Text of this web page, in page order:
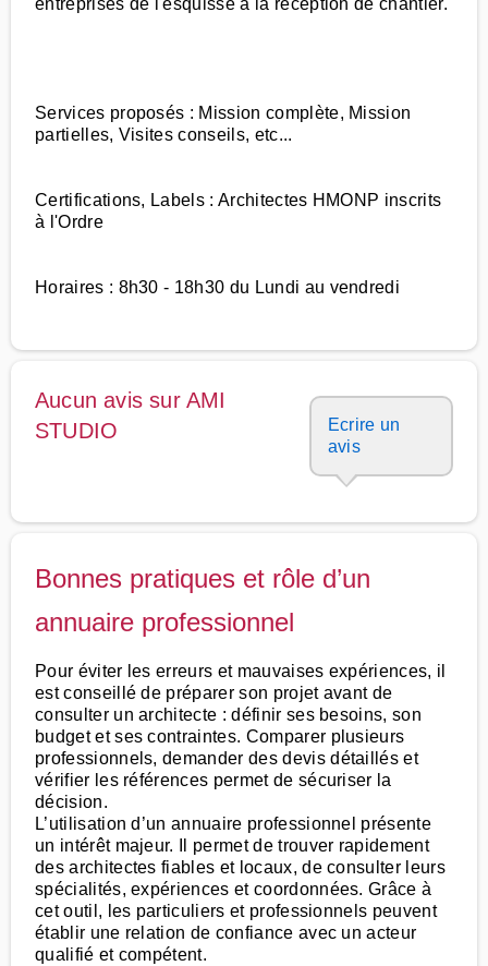
entreprises de l'esquisse à la réception de chantier.
Services proposés : Mission complète, Mission
partielles, Visites conseils, etc...
Certifications, Labels : Architectes HMONP inscrits
à l'Ordre
Horaires : 8h30 - 18h30 du Lundi au vendredi
Aucun avis sur AMI
STUDIO
Ecrire un
avis
Bonnes pratiques et rôle d’un
annuaire professionnel
Pour éviter les erreurs et mauvaises expériences, il
est conseillé de préparer son projet avant de
consulter un architecte : définir ses besoins, son
budget et ses contraintes. Comparer plusieurs
professionnels, demander des devis détaillés et
vérifier les références permet de sécuriser la
décision.
L’utilisation d’un annuaire professionnel présente
un intérêt majeur. Il permet de trouver rapidement
des architectes fiables et locaux, de consulter leurs
spécialités, expériences et coordonnées. Grâce à
cet outil, les particuliers et professionnels peuvent
établir une relation de confiance avec un acteur
qualifié et compétent.